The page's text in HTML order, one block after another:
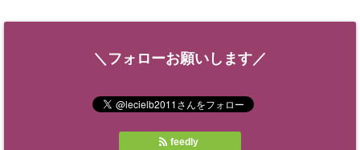
＼フォローお願いします／
feedly